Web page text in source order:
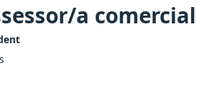
a comercial